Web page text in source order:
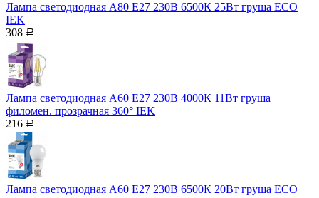
Лампа светодиодная A80 Е27 230В 6500К 25Вт груша ECO
IEK
308 Р
Лампа светодиодная A60 Е27 230В 4000К 11Вт груша
филомен. прозрачная 360° IEK
216 Р
Лампа светодиодная A60 Е27 230В 6500К 20Вт груша ECO